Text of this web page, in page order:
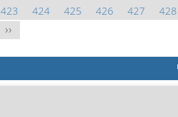
423 424 425 426 427
428
>>